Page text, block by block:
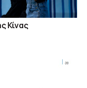
Κίνας